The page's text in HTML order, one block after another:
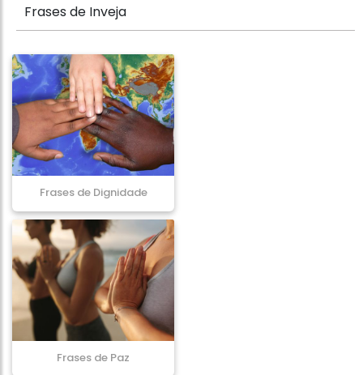
Frases de Inveja
Frases de Dignidade
Frases de Paz